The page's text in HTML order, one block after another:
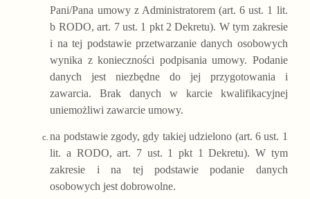
Pani/Pana umowy z Administratorem(art. 6 ust. 1 lit.
b RODO, art. 7 ust. 1 pkt 2 Dekretu). W tym zakresie
i na tej podstawie przetwarzanie danych osobowych
wynika z konieczności podpisania umowy. Podanie
danych jest niezbędne do jej przygotowania i
zawarcia. Brak danych w karcie kwalifikacyjnej
uniemożliwi zawarcie umowy.
na podstawie zgody, gdy takiej udzielono (art. 6 ust. 1
lit. a RODO, art. 7 ust. 1 pkt 1 Dekretu). W tym
zakresie i na tej podstawie podanie danych
osobowych jest dobrowolne.